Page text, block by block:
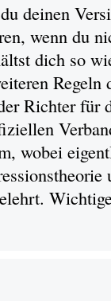
deinen
wenn du
dich so
Regeln
Richter
wobei